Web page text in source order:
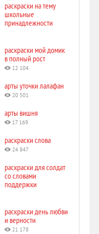
раскраски на тему
школьные
принадлежности
раскраски мой домик
в полный рост
12 104
арты уточки лалафан
20 501
арты вишня
17 169
раскраски слова
24 847
раскраски для солдат
со словами
поддержки
раскраски день любви
и верности
21 178